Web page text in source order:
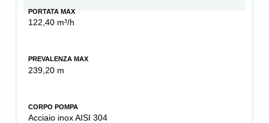
PORTATA MAX
122,40 m³/h
PREVALENZA MAX
239,20 m
CORPO POMPA
Acciaio inox AISI 304